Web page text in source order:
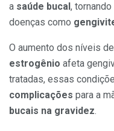
a saúde bucal,
doenças como
O aumento dos níveis de
estrogênio afeta
tratadas, essas
complicações para a
bucais na gravidez.